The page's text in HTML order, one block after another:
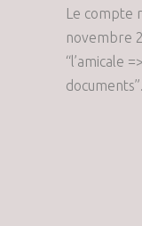
Le compte
novembre
“l’amicale